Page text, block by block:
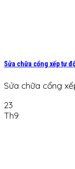
Sửa chữa cổng xếp tự
Sửa chữa cổng
23
Th9